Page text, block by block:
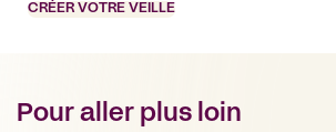
CRÉER VOTRE VEILLE
Pour aller plus loin